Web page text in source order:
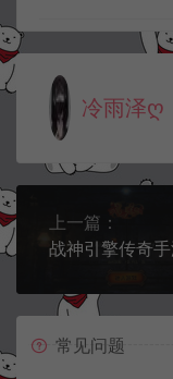
冷雨泽ღ
上一篇：
常见问题